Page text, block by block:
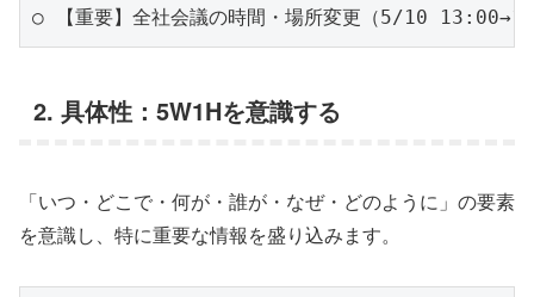
2. 具体性：5W1Hを意識する
「いつ・どこで・何が・誰が・なぜ・どのように」の要素
を意識し、特に重要な情報を盛り込みます。